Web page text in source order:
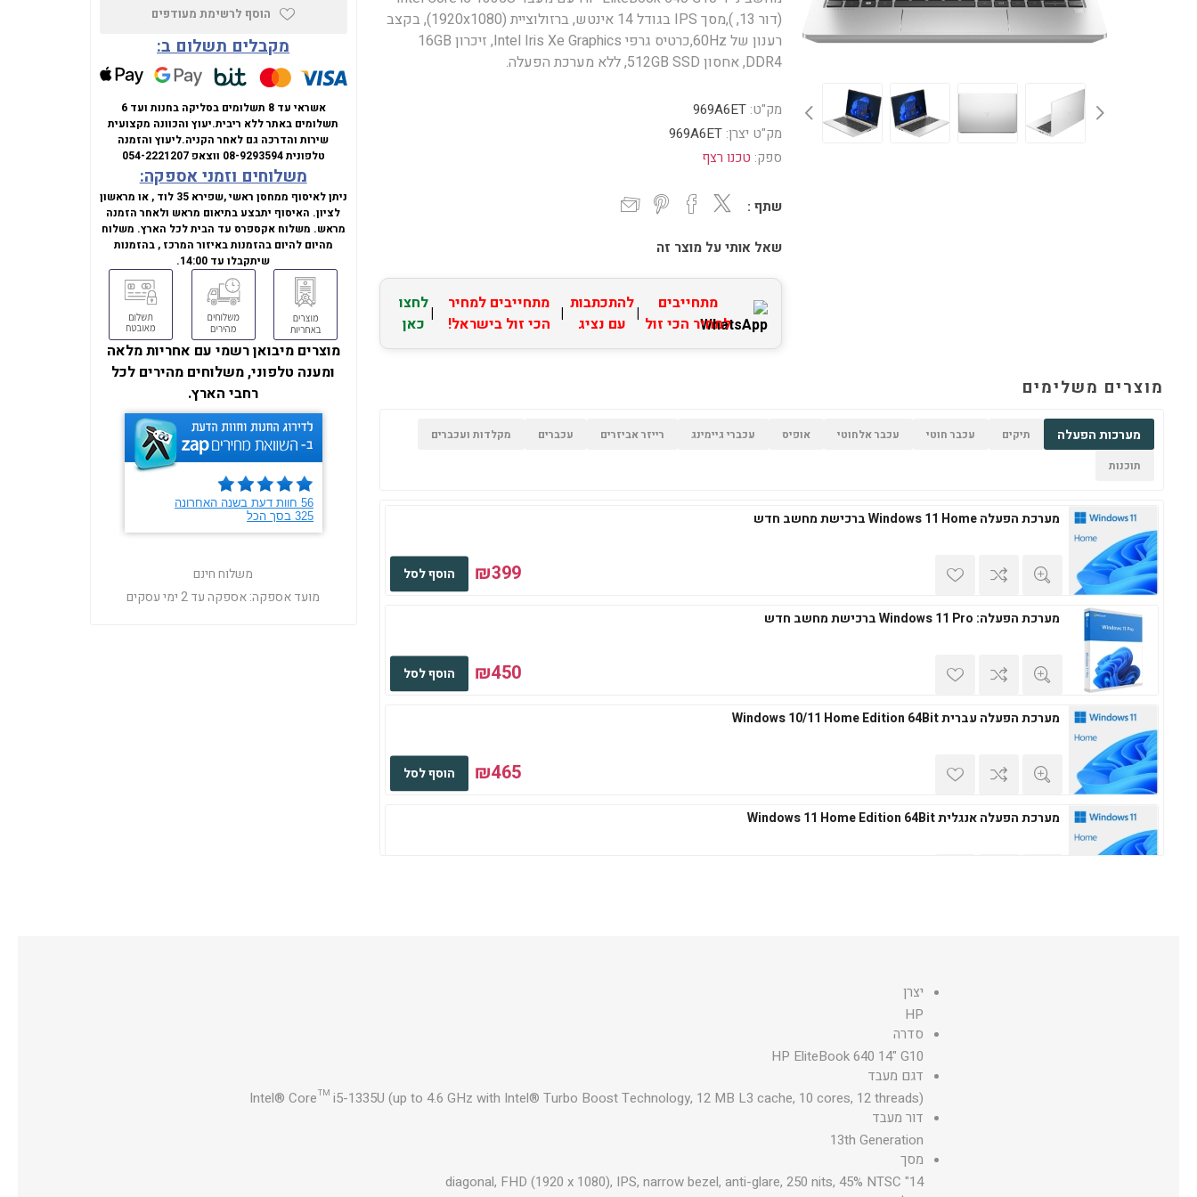
(דור 13, ),מסך IPS בגודל 14 אינטש, ברזולוציית (1920x1080), בקצב
רענון של 60Hz,כרטיס גרפי Intel Iris Xe Graphics, זיכרון 16GB
DDR4, אחסון 512GB SSD, ללא מערכת הפעלה.
מק"ט: 969A6ET
מק"ט יצרן: 969A6ET
ספק: טכנו רצף
שתף :
שאל אותי על מוצר זה
מתחייבים
למחיר הכי זול |להתכתבות
עם נציג
| מתחייבים למחיר
הכי זול בישראל!
|לחצו
כאן
מוצרים משלימים
מערכות הפעלה תיקים עכבר חוטי עכבר אלחוטי אופיס עכברי גיימינג רייזר אביזרים עכברים
מקלדות ועכברים
תוכנות
מערכת הפעלה Windows 11 Home ברכישת מחשב חדש
₪399 הוסף לסל
מערכת הפעלה: Windows 11 Pro ברכישת מחשב חדש
₪450 הוסף לסל
מערכת הפעלה עברית Windows 10/11 Home Edition 64Bit
₪465 הוסף לסל
מערכת הפעלה אנגלית Windows 11 Home Edition 64Bit
הוסף לרשימת מעודפים
מקבלים תשלום ב:
אשראי עד 8 תשלומים בסליקה בחנות ועד 6
תשלומים באתר ללא ריבית.יעוץ והכוונה מקצועית
שירות והדרכה גם לאחר הקניה.ליעוץ והזמנה
טלפונית08-9293594 ווצאפ054-2221207
משלוחים וזמני אספקה:
ניתן לאיסוף ממחסן ראשי ,שפירא 35 לוד , או מראשון
לציון. האיסוף יתבצע בתיאום מראש ולאחר הזמנה
מראש. משלוח אקספרס עד הבית לכל הארץ. משלוח
מהיום להיום בהזמנות באיזור המרכז , בהזמנות
שיתקבלו עד 14:00.
מוצרים מיבואן רשמי עם אחריות מלאה
ומענה טלפוני, משלוחים מהירים לכל
רחבי הארץ.
משלוח חינם
מועד אספקה:אספקה עד 2 ימי עסקים
יצרן
HP
סדרה
HP EliteBook 640 14" G10
דגם מעבד
Intel® Core™ i5-1335U (up to 4.6 GHz with Intel® Turbo Boost Technology, 12 MB L3 cache, 10 cores, 12 threads)
דור מעבד
13th Generation
מסך
14" diagonal, FHD (1920 x 1080), IPS, narrow bezel, anti-glare, 250 nits, 45% NTSC